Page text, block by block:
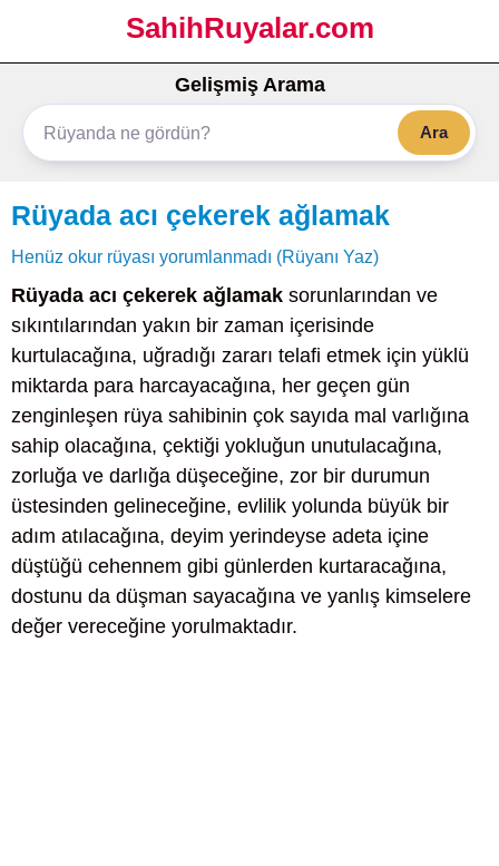
SahihRuyalar.com
Gelişmiş Arama
Ara
Rüyada acı çekerek ağlamak
Henüz okur rüyası yorumlanmadı (Rüyanı Yaz)
Rüyada acı çekerek ağlamak sorunlarından ve
sıkıntılarından yakın bir zaman içerisinde
kurtulacağına, uğradığı zararı telafi etmek için yüklü
miktarda para harcayacağına, her geçen gün
zenginleşen rüya sahibinin çok sayıda mal varlığına
sahip olacağına, çektiği yokluğun unutulacağına,
zorluğa ve darlığa düşeceğine, zor bir durumun
üstesinden gelineceğine, evlilik yolunda büyük bir
adım atılacağına, deyim yerindeyse adeta içine
düştüğü cehennem gibi günlerden kurtaracağına,
dostunu da düşman sayacağına ve yanlış kimselere
değer vereceğine yorulmaktadır.